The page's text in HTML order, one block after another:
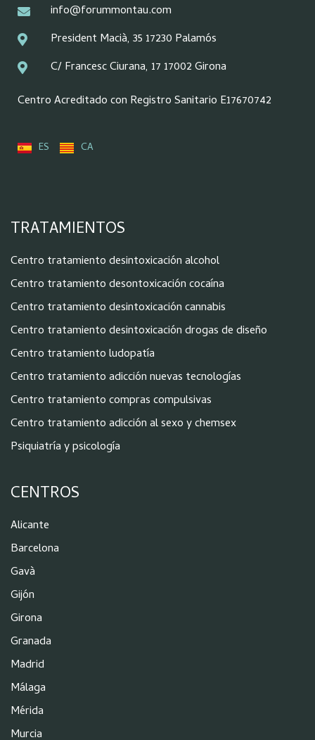
info@forummontau.com
President Macià, 35 17230 Palamós
C/ Francesc Ciurana, 17 17002 Girona
Centro Acreditado con Registro Sanitario E17670742
ES CA
TRATAMIENTOS
Centro tratamiento desintoxicación alcohol
Centro tratamiento desontoxicación cocaína
Centro tratamiento desintoxicación cannabis
Centro tratamiento desintoxicación drogas de diseño
Centro tratamiento ludopatía
Centro tratamiento adicción nuevas tecnologías
Centro tratamiento compras compulsivas
Centro tratamiento adicción al sexo y chemsex
Psiquiatría y psicología
CENTROS
Alicante
Barcelona
Gavà
Gijón
Girona
Granada
Madrid
Málaga
Mérida
Murcia